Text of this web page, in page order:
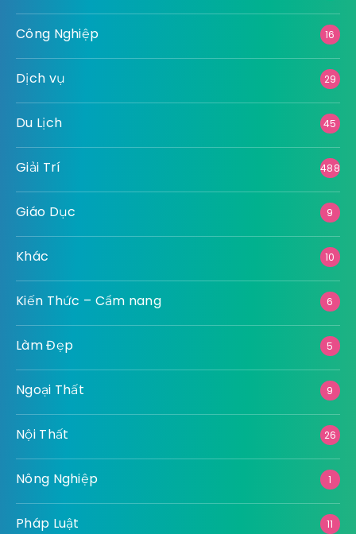
Công Nghiệp 16
Dịch vụ 29
Du Lịch 45
Giải Trí 488
Giáo Dục 9
Khác 10
Kiến Thức – Cẩm nang 6
Làm Đẹp 5
Ngoại Thất 9
Nội Thất 26
Nông Nghiệp 1
Pháp Luật 11